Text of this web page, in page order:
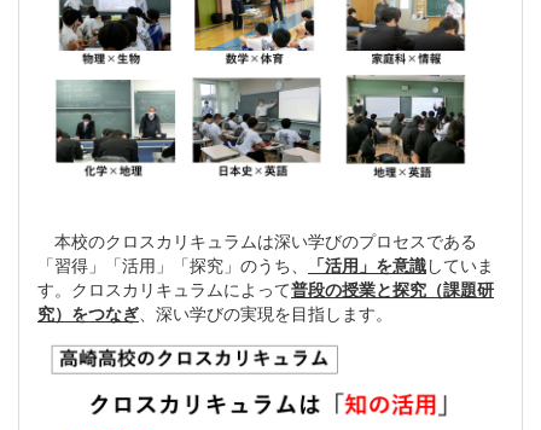
本校のクロスカリキュラムは深い学びのプロセスである
「習得」「活用」「探究」のうち、
「活用」を意識していま
す。クロスカリキュラムによって普段の授業と探究（課題研
究）をつなぎ、深い学びの実現を目指します。